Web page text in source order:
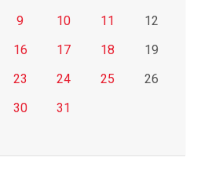
9 10 11
12
16 17 18
19
23 24 25
26
30
31